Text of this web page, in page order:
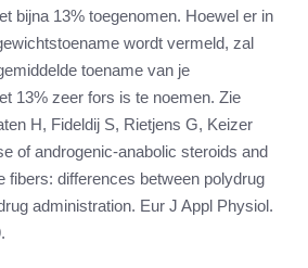
bijna 13% toegenomen. Hoewel er in
wordt vermeld, zal
toename van je
13% zeer fors is te noemen. Zie
H, Fideldij S, Rietjens G, Keizer
of androgenic-anabolic steroids and
fibers: differences between polydrug
administration. Eur J Appl Physiol.